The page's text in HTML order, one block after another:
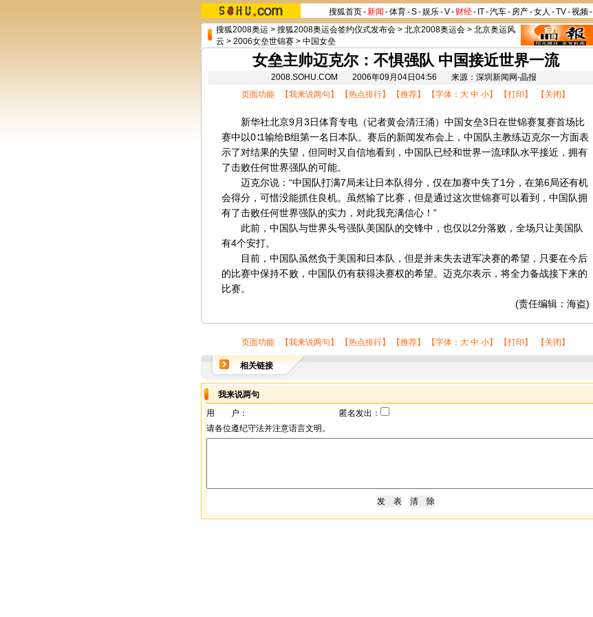
搜狐首页-新闻 -体育-S-娱乐-V- 财经- IT-汽车- 房产-女人 -TV-视频-
搜狐2008奥运 > 搜狐2008奥运会签约仪式发布会 > 北京2008奥运会 > 北京奥运风
云 > 2006女垒世锦赛 > 中国女垒
女垒主帅迈克尔：不惧强队 中国接近世界一流
2008.SOHU.COM 2006年09月04日04:56 来源：深圳新闻网-晶报
页面功能 【我来说两句 】 【热点排行】 【推荐】 【字体： 大 中 小】 【打印 】 【 关闭 】
新华社北京9月3日体育专电（记者黄会清汪涌）中国女垒3日在世锦赛复赛首场比
赛中以0∶1输给B组第一名日本队。赛后的新闻发布会上，中国队主教练迈克尔一方面表
示了对结果的失望，但同时又自信地看到，中国队已经和世界一流球队水平接近，拥有
了击败任何世界强队的可能。
迈克尔说：“中国队打满7局未让日本队得分，仅在加赛中失了1分，在第6局还有机
会得分，可惜没能抓住良机。虽然输了比赛，但是通过这次世锦赛可以看到，中国队拥
有了击败任何世界强队的实力，对此我充满信心！”
此前，中国队与世界头号强队美国队的交锋中，也仅以2分落败，全场只让美国队
有4个安打。
目前，中国队虽然负于美国和日本队，但是并未失去进军决赛的希望，只要在今后
的比赛中保持不败，中国队仍有获得决赛权的希望。迈克尔表示，将全力备战接下来的
比赛。
(责任编辑：海盗)
页面功能 【我来说两句 】 【热点排行】 【推荐】 【字体： 大 中 小】 【打印 】 【 关闭 】
相关链接
我来说两句
用 户：
匿名发出：
请各位遵纪守法并注意语言文明。